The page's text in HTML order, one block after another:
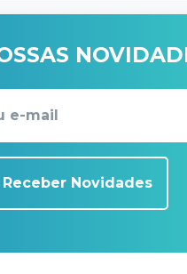
Receber Novidades